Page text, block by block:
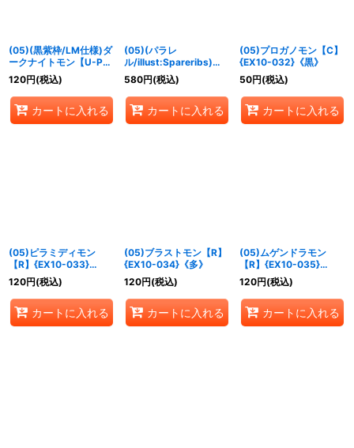
(05)(黒紫枠/LM仕様)ダ
ークナイトモン【U-P】
{EX10-031}《多》
120円(税込)
カートに入れる
(05)(パラレ
ル/illust:Spareribs)ダ
ークナイトモン【U-P】
{EX10-031}《多》
580円(税込)
カートに入れる
(05)プロガノモン【C】
{EX10-032}《黒》
50円(税込)
カートに入れる
(05)ピラミディモン
【R】{EX10-033}
《黒》
120円(税込)
カートに入れる
(05)ブラストモン【R】
{EX10-034}《多》
120円(税込)
カートに入れる
(05)ムゲンドラモン
【R】{EX10-035}
《黒》
120円(税込)
カートに入れる